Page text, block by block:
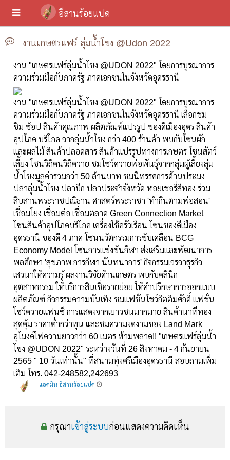
อีสานร้อยแปด
งานเกษตรแฟร์ ลุ่มน้ำโขง @Udon 2022
งาน "เกษตรแฟร์ลุ่มน้ำโขง @UDON 2022" โดยการบูรณาการ
ความร่วมมือกับภาครัฐภาคเอกชนในจังหวัดอุดรธานี
งาน "เกษตรแฟร์ลุ่มน้ำโขง @UDON 2022" โดยการบูรณาการ
ความร่วมมือกับภาครัฐ ภาคเอกชนในจังหวัดอุดรธานี เลือกชม
ชิม ช้อป สินค้าคุณภาพ ผลิตภัณฑ์แปรรูป ของดีเมืองอุดร สินค้า
อุปโภค บริโภค จากลุ่มน้ำโขง กว่า 400 ร้านค้า พบกับโซนผัก
และผลไม้ สินค้าปลอดสาร สินค้าแปรรูปทางการเกษตร โซนสัตว์
เลี้ยง โซนวิถีคนวิถีควาย ชมโชว์ควายพ่อพันธุ์จากกลุ่มผู้เลี้ยงลุ่ม
น้ำโขงมูลค่ารวมกว่า 50 ล้านบาท ชมนิทรรศการด้านประมง
ปลาลุ่มน้ำโขง ปลาบึก ปลาประจำจังหวัด หอยเชอรี่สีทอง ร่วม
สืบสานพระราชปณิธาน ศาสตร์พระราชา 'ทำกินตามพ่อสอน'
เชื่อมโยง เชื่อมต่อ เชื่อมตลาด Green Connection Market
โซนสินค้าอุปโภคบริโภค เครื่องใช้ครัวเรือน โซนของดีเมือง
อุดรธานี ของดี 4 ภาค โซนนวัตกรรมการขับเคลื่อน BCG
Economy Model โซนการแข่งขันกีฬา ส่งเสริมและพัฒนาการ
พลศึกษา 'สุขภาพ การกีฬา นันทนาการ' กิจกรรมเจรจาธุรกิจ
เสวนาให้ความรู้ ผลงานวิจัยด้านเกษตร พบกับคลินิก
อุตสาหกรรม ให้บริการสินเชื่อรายย่อย ให้คำปรึกษาการออกแบบ
ผลิตภัณฑ์ กิจกรรมความบันเทิง ชมแฟชั่นโชว์กิตติมศักดิ์ แฟชั่น
โชว์ควายแฟนซี การแสดงจากเยาวชนมากมาย สินค้านาทีทอง
สุดคุ้ม ราคาต่ำกว่าทุน และชมความงดงามของ Land Mark
อุโมงค์ไฟความยาวกว่า 60 เมตร ห้ามพลาด!! "เกษตรแฟร์ลุ่มน้ำ
โขง @UDON 2022" ระหว่างวันที่ 26 สิงหาคม - 4 กันยายน
2565 " 10 วันเท่านั้น" ที่สนามทุ่งศรีเมืองอุดรธานี สอบถามเพิ่ม
เติม โทร. 042-248582,242693
แอดมิน อีสานร้อยแปด
กรุณาเข้าสู่ระบบก่อนแสดงความคิดเห็น